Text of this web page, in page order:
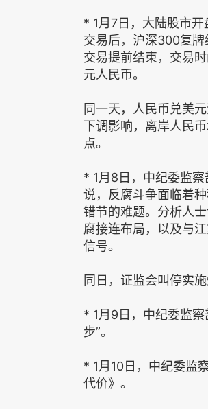
* 1月7日，大陆股市
交易后，沪深300复
交易提前结束，交易
元人民币。
同一天，人民币兑美
下调影响，离岸人民
点。
* 1月8日，中纪委监
说，反腐斗争面临着
错节的难题。分析人
腐接连布局，以及与
信号。
同日，证监会叫停实施
* 1月9日，中纪委监
步”。
* 1月10日，中纪委监
代价》。